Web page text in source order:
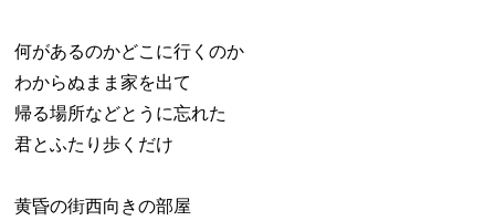
何があるのかどこに行くのか
わからぬまま家を出て
帰る場所などとうに忘れた
君とふたり歩くだけ
黄昏の街西向きの部屋